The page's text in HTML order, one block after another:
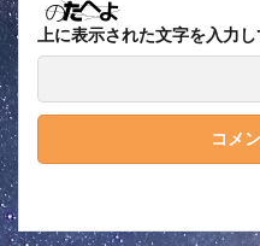
上に表示された文字を入力し